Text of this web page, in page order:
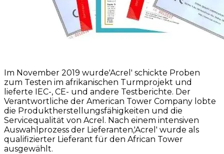
Im November 2019 wurde'Acrel' schickte Proben
zum Testen im afrikanischen Turmprojekt und
lieferte IEC-, CE- und andere Testberichte. Der
Verantwortliche der American Tower Company lobte
die Produktherstellungsfähigkeiten und die
Servicequalität von Acrel. Nach einem intensiven
Auswahlprozess der Lieferanten,'Acrel' wurde als
qualifizierter Lieferant für den African Tower
ausgewählt.